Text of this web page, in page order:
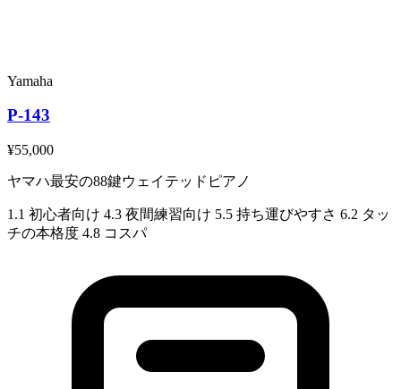
Yamaha
P-143
¥55,000
ヤマハ最安の88鍵ウェイテッドピアノ
1.1 初心者向け 4.3 夜間練習向け 5.5 持ち運びやすさ 6.2 タッ
チの本格度 4.8 コスパ